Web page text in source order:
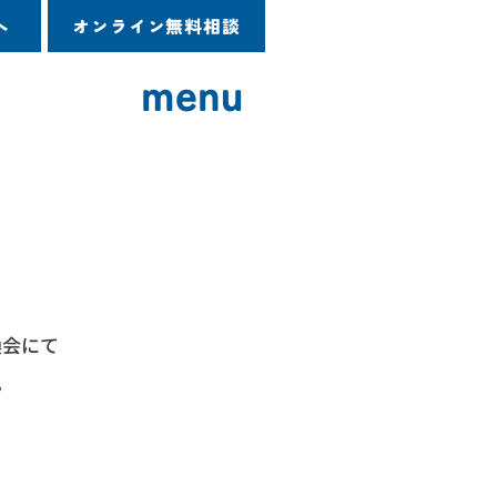
オンライン無料相談
menu
にて